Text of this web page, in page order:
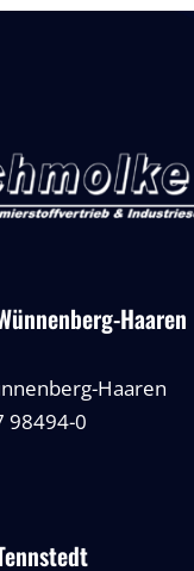
Haaren
Haaren
98494-0